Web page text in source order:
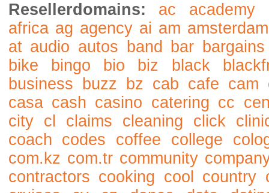
Resellerdomains: ac academy
africa ag agency ai am amsterdam
at audio autos band bar bargains
bike
bingo bio biz black
business
buzz bz cab cafe cam
casa cash casino catering cc
city
cl claims cleaning click
coach codes coffee college
com.kz com.tr community
contractors cooking cool country